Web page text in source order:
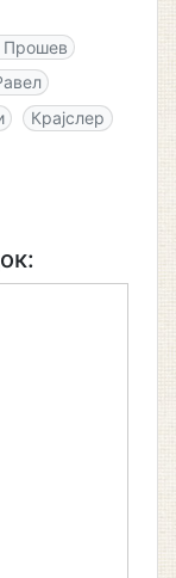
Прошев
Крајслер